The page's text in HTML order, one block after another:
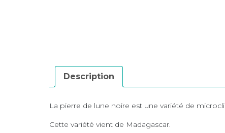
Description
La pierre de lune noire est une variété de
Cette variété vient de Madagascar.